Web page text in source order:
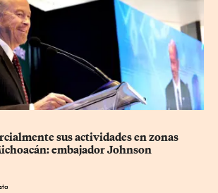
sus actividades en zonas
embajador Johnson